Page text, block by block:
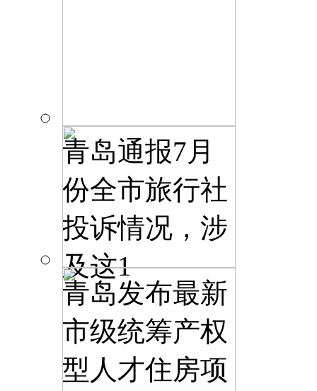
青岛通报7月
份全市旅行社
投诉情况，涉
及这1
青岛发布最新
市级统筹产权
型人才住房项